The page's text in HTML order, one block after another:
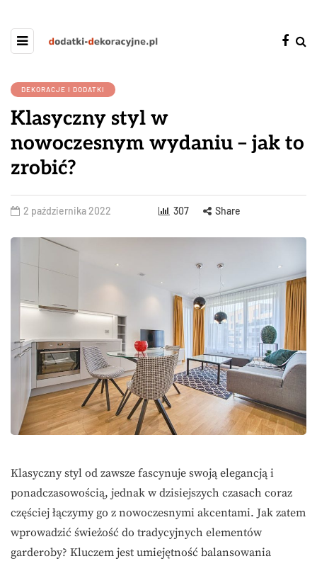
DEKORACJE I DODATKI
Klasyczny styl w
nowoczesnym wydaniu – jak to
zrobić?
2 października 2022 307 Share
Klasyczny styl od zawsze fascynuje swoją elegancją i
ponadczasowością, jednak w dzisiejszych czasach coraz
częściej łączymy go z nowoczesnymi akcentami. Jak zatem
wprowadzić świeżość do tradycyjnych elementów
garderoby? Kluczem jest umiejętność balansowania